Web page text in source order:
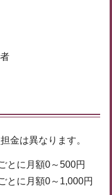
金は異なります。
とに月額0～500円
とに月額0～1,000円